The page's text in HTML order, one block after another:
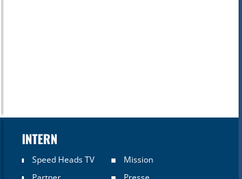
INTERN
Speed Heads TV
Mission